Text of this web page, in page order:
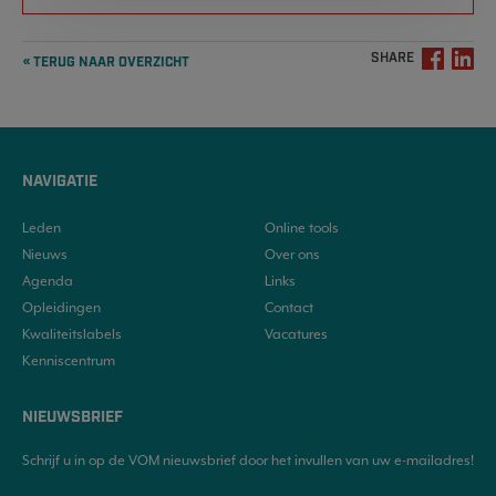
« TERUG NAAR OVERZICHT SHARE
NAVIGATIE
Leden
Nieuws
Agenda
Opleidingen
Kwaliteitslabels
Kenniscentrum
Online tools
Over ons
Links
Contact
Vacatures
NIEUWSBRIEF
Schrijf u in op de VOM nieuwsbrief door het invullen van uw e-mailadres!